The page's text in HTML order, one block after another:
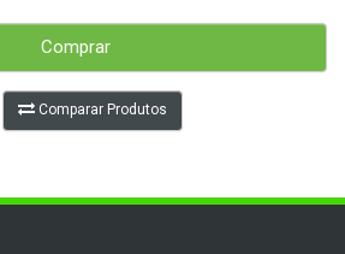
Comprar
Comparar Produtos